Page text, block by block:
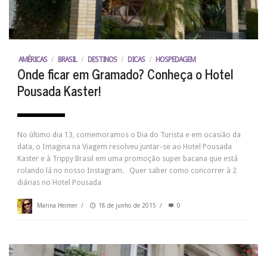
AMÉRICAS / BRASIL / DESTINOS / DICAS / HOSPEDAGEM
Onde ficar em Gramado? Conheça o Hotel
Pousada Kaster!
No último dia 13, comemoramos o Dia do Turista e em ocasião da
data, o Imagina na Viagem resolveu juntar-se ao Hotel Pousada
Kaster e à Trippy Brasil em uma promoção super bacana que está
rolando lá no nosso Instagram. Quer saber como concorrer à 2
diárias no Hotel Pousada
Marina Heimer / 18 de junho de 2015 / 0